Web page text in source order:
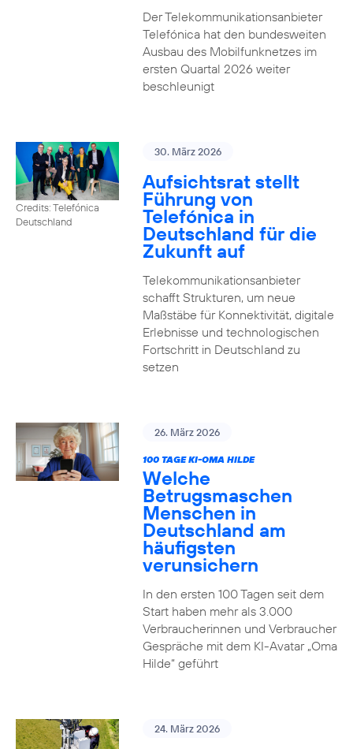
Der Telekommunikationsanbieter
Telefónica hat den bundesweiten
Ausbau des Mobilfunknetzes im
ersten Quartal 2026 weiter
beschleunigt
Credits: Telefónica
Deutschland
30. März 2026
Aufsichtsrat stellt
Führung von
Telefónica in
Deutschland für die
Zukunft auf
Telekommunikationsanbieter
schafft Strukturen, um neue
Maßstäbe für Konnektivität, digitale
Erlebnisse und technologischen
Fortschritt in Deutschland zu
setzen
26. März 2026
100 TAGE KI-OMA HILDE
Welche
Betrugsmaschen
Menschen in
Deutschland am
häufigsten
verunsichern
In den ersten 100 Tagen seit dem
Start haben mehr als 3.000
Verbraucherinnen und Verbraucher
Gespräche mit dem KI-Avatar „Oma
Hilde“ geführt
24. März 2026